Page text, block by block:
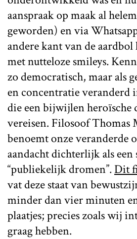
aanspraak op maak al
geworden) en via
andere kant van de
met nutteloze smileys.
zo democratisch, maar als
en concentratie veranderd
die een bijwijlen heroïsche
vereisen. Filosoof Thomas
benoemt onze veranderde
aandacht dichterlijk als een
“publiekelijk dromen”. Dit
vat deze staat van
minder dan vier minuten
plaatjes; precies zoals wij
graag hebben.